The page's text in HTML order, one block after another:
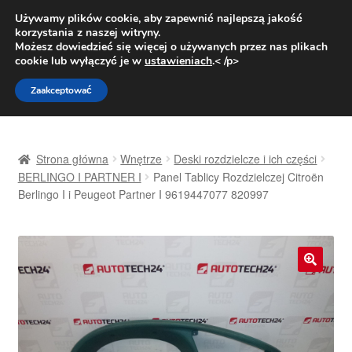
DOSTAWA od 31 zł
Pn.-pt. 9:00-16:00800 003 167
Przejdź
do
nawigacji
Przejdź
do
treści
Dostawa
Strona główna Wnętrze
Deski rozdzielcze i ich części
BERLINGO I PARTNER I
Panel Tablicy Rozdzielczej Citroën
Berlingo I i Peugeot Partner I 9619447077 820997
Używamy plików cookie, aby zapewnić najlepszą jakość
korzystania z naszej witryny.
Możesz dowiedzieć się więcej o używanych przez nas plikach
cookie lub wyłączyć je w ustawieniach.< /p>
Zaakceptować